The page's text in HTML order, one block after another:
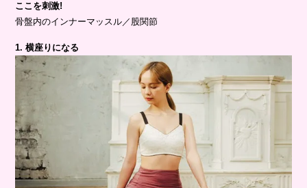
ここを刺激!
骨盤内のインナーマッスル／股関節
1. 横座りになる